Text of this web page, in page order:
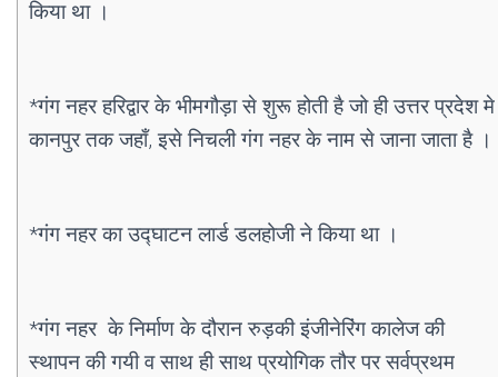
किया था ।
*गंग नहर हरिद्वार के भीमगौड़ा से शुरू होती है जो ही उत्तर प्रदेश मे
कानपुर तक जहाँ, इसे निचली गंग नहर के नाम से जाना जाता है ।
*गंग नहर का उद्घाटन लार्ड डलहोजी ने किया था ।
*गंग नहर के निर्माण के दौरान रुड़की इंजीनेरिंग कालेज की
स्थापन की गयी व साथ ही साथ प्रयोगिक तौर पर सर्वप्रथम